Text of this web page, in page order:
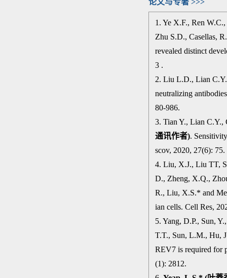
论文与专著 >>>
1. Ye X.F., Ren
Zhu S.D., Casellas,
revealed distinct
3 .
2. Liu L.D., Lian
neutralizing
80-986.
3. Tian Y., Lian
通讯作者).
scov, 2020, 27(6): 75.
4. Liu, X.J., Liu TT,
D., Zheng, X.Q.,
R., Liu, X.S.* and
ian cells. Cell Res,
5. Yang, D.P., Sun,
T.T., Sun, L.M., Hu,
REV7 is required for
(1): 2812.